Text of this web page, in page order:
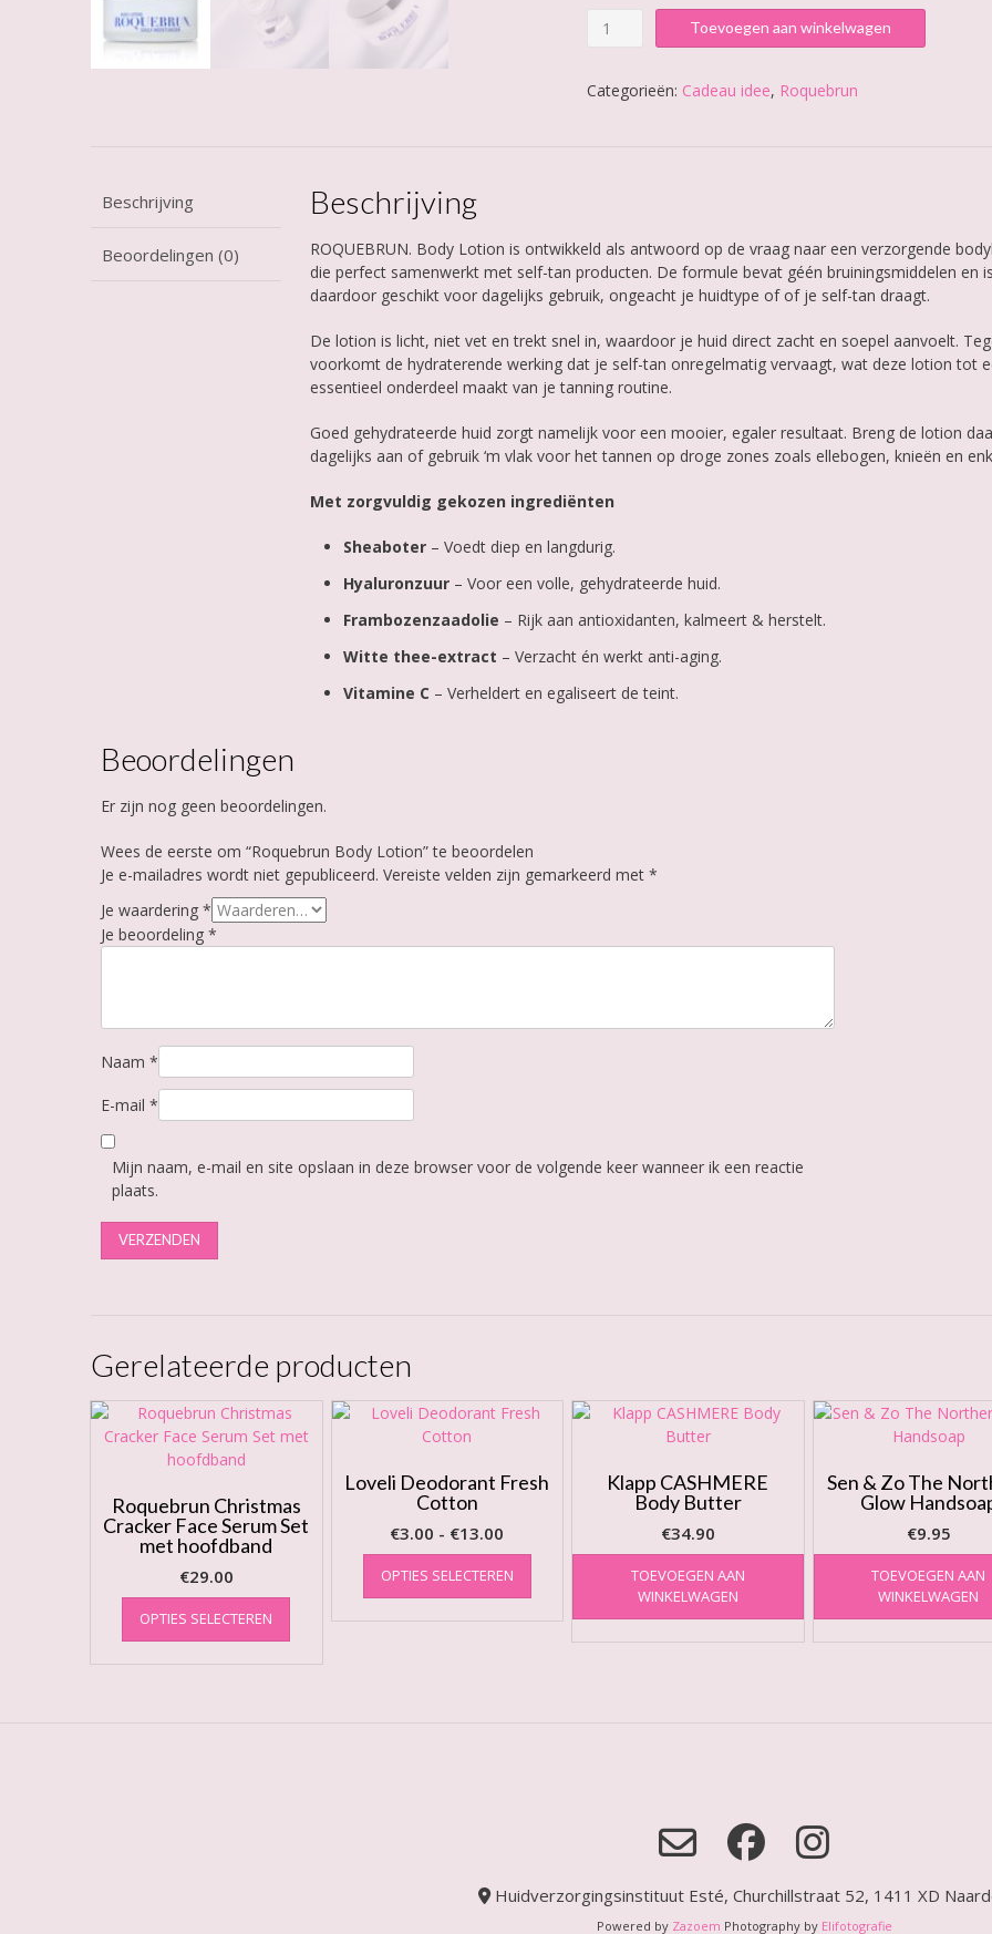
Roquebrun
aantal
Toevoegen aan winkelwagen
Categorieën: Cadeau idee, Roquebrun
Beschrijving
Beoordelingen (0)
Beschrijving
ROQUEBRUN. Body Lotion is ontwikkeld als antwoord op de vraag naar een verzorgende
die perfect samenwerkt met self-tan producten. De formule bevat géén bruiningsmiddelen en
daardoor geschikt voor dagelijks gebruik, ongeacht je huidtype of of je self-tan draagt.
De lotion is licht, niet vet en trekt snel in, waardoor je huid direct zacht en soepel aanvoelt.
voorkomt de hydraterende werking dat je self-tan onregelmatig vervaagt, wat deze lotion tot
essentieel onderdeel maakt van je tanning routine.
Goed gehydrateerde huid zorgt namelijk voor een mooier, egaler resultaat. Breng de lotion
dagelijks aan of gebruik ‘m vlak voor het tannen op droge zones zoals ellebogen, knieën en
Met zorgvuldig gekozen ingrediënten
Sheaboter – Voedt diep en langdurig.
Hyaluronzuur – Voor een volle, gehydrateerde huid.
Frambozenzaadolie – Rijk aan antioxidanten, kalmeert & herstelt.
Witte thee-extract – Verzacht én werkt anti-aging.
Vitamine C – Verheldert en egaliseert de teint.
Beoordelingen
Er zijn nog geen beoordelingen.
Wees de eerste om “Roquebrun Body Lotion” te beoordelen
Je e-mailadres wordt niet gepubliceerd. Vereiste velden zijn gemarkeerd met *
Je waardering *
Je beoordeling *
Naam *
E-mail *
Mijn naam, e-mail en site opslaan in deze browser voor de volgende keer wanneer ik een reactie
plaats.
Gerelateerde producten
Roquebrun Christmas
Cracker Face Serum Set
met hoofdband
€29.00
OPTIES SELECTEREN
Dit
product
heeft
meerdere
Loveli Deodorant Fresh
Cotton
€3.00 - €13.00
€3.00
tot
€13.00
OPTIES SELECTEREN
Dit
heeft
meerdere
variaties.
Klapp CASHMERE
Body Butter
€34.90
TOEVOEGEN AAN
WINKELWAGEN
Sen & Zo The
Glow
€9.95
TOEVOEGEN AAN
WINKELWAGEN
Huidverzorgingsinstituut Esté, Churchillstraat 52, 1411 XD
Powered by Zazoem Photography by Elifotografie